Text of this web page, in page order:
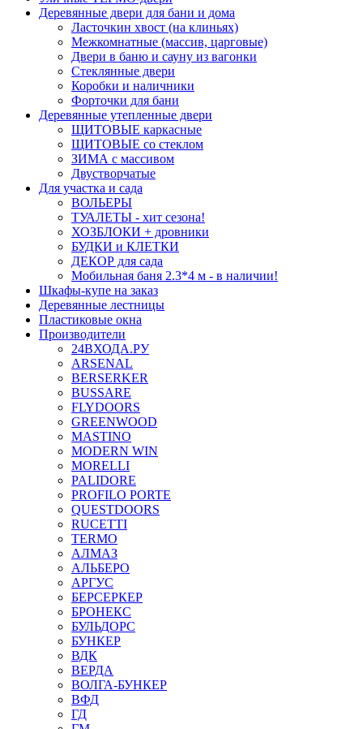
Деревянные двери для бани и дома
Ласточкин хвост (на клиньях)
Межкомнатные (массив, царговые)
Двери в баню и сауну из вагонки
Стеклянные двери
Коробки и наличники
Форточки для бани
Деревянные утепленные двери
ЩИТОВЫЕ каркасные
ЩИТОВЫЕ со стеклом
ЗИМА с массивом
Двустворчатые
Для участка и сада
ВОЛЬЕРЫ
ТУАЛЕТЫ - хит сезона!
ХОЗБЛОКИ + дровники
БУДКИ и КЛЕТКИ
ДЕКОР для сада
Мобильная баня 2.3*4 м - в наличии!
Шкафы-купе на заказ
Деревянные лестницы
Пластиковые окна
Производители
24ВХОДА.РУ
ARSENAL
BERSERKER
BUSSARE
FLYDOORS
GREENWOOD
MASTINO
MODERN WIN
MORELLI
PALIDORE
PROFILO PORTE
QUESTDOORS
RUCETTI
TERMO
АЛМАЗ
АЛЬБЕРО
АРГУС
БЕРСЕРКЕР
БРОНЕКС
БУЛЬДОРС
БУНКЕР
ВДК
ВЕРДА
ВОЛГА-БУНКЕР
ВФД
ГД